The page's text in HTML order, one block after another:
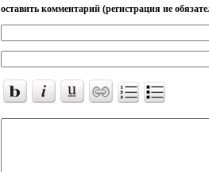
оставить комментарий (регистрация не